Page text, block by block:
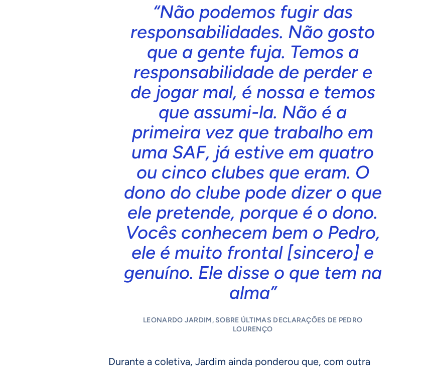
“Não podemos fugir das
responsabilidades. Não gosto
que a gente fuja. Temos a
responsabilidade de perder e
de jogar mal, é nossa e temos
que assumi-la. Não é a
primeira vez que trabalho em
uma SAF, já estive em quatro
ou cinco clubes que eram. O
dono do clube pode dizer o que
ele pretende, porque é o dono.
Vocês conhecem bem o Pedro,
ele é muito frontal [sincero] e
genuíno. Ele disse o que tem na
alma”
LEONARDO JARDIM, SOBRE ÚLTIMAS DECLARAÇÕES DE PEDRO
LOURENÇO
Durante a coletiva, Jardim ainda ponderou que, com outra